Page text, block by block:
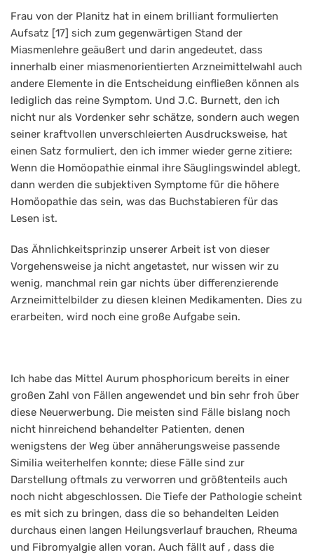
Frau von der Planitz hat in einem brilliant formulierten
Aufsatz [17] sich zum gegenwärtigen Stand der
Miasmenlehre geäußert und darin angedeutet, dass
innerhalb einer miasmenorientierten Arzneimittelwahl auch
andere Elemente in die Entscheidung einfließen können als
lediglich das reine Symptom. Und J.C. Burnett, den ich
nicht nur als Vordenker sehr schätze, sondern auch wegen
seiner kraftvollen unverschleierten Ausdrucksweise, hat
einen Satz formuliert, den ich immer wieder gerne zitiere:
Wenn die Homöopathie einmal ihre Säuglingswindel ablegt,
dann werden die subjektiven Symptome für die höhere
Homöopathie das sein, was das Buchstabieren für das
Lesen ist.
Das Ähnlichkeitsprinzip unserer Arbeit ist von dieser
Vorgehensweise ja nicht angetastet, nur wissen wir zu
wenig, manchmal rein gar nichts über differenzierende
Arzneimittelbilder zu diesen kleinen Medikamenten. Dies zu
erarbeiten, wird noch eine große Aufgabe sein.
Ich habe das Mittel Aurum phosphoricum bereits in einer
großen Zahl von Fällen angewendet und bin sehr froh über
diese Neuerwerbung. Die meisten sind Fälle bislang noch
nicht hinreichend behandelter Patienten, denen
wenigstens der Weg über annäherungsweise passende
Similia weiterhelfen konnte; diese Fälle sind zur
Darstellung oftmals zu verworren und größtenteils auch
noch nicht abgeschlossen. Die Tiefe der Pathologie scheint
es mit sich zu bringen, dass die so behandelten Leiden
durchaus einen langen Heilungsverlauf brauchen, Rheuma
und Fibromyalgie allen voran. Auch fällt auf , dass die